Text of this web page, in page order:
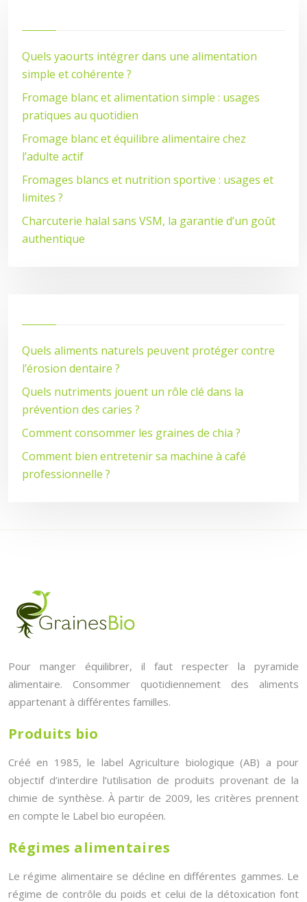
Quels yaourts intégrer dans une alimentation
simple et cohérente ?
Fromage blanc et alimentation simple : usages
pratiques au quotidien
Fromage blanc et équilibre alimentaire chez
l’adulte actif
Fromages blancs et nutrition sportive : usages et
limites ?
Charcuterie halal sans VSM, la garantie d’un goût
authentique
Quels aliments naturels peuvent protéger contre
l’érosion dentaire ?
Quels nutriments jouent un rôle clé dans la
prévention des caries ?
Comment consommer les graines de chia ?
Comment bien entretenir sa machine à café
professionnelle ?
Pour manger équilibrer, il faut respecter la pyramide
alimentaire. Consommer quotidiennement des aliments
appartenant à différentes familles.
Produits bio
Créé en 1985, le label Agriculture biologique (AB) a pour
objectif d’interdire l’utilisation de produits provenant de la
chimie de synthèse. À partir de 2009, les critères prennent
en compte le Label bio européen.
Régimes alimentaires
Le régime alimentaire se décline en différentes gammes. Le
régime de contrôle du poids et celui de la détoxication font